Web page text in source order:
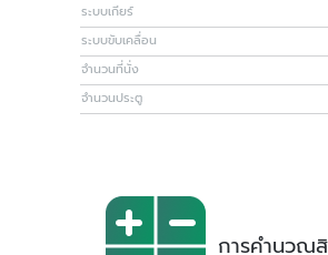
ระบบเกียร์
ระบบขับเคลื่อน
จำนวนที่นั่ง
จำนวนประตู
การคำนวณ